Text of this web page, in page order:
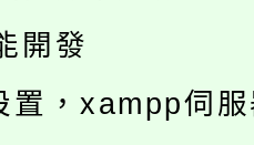
開發
置，xampp伺